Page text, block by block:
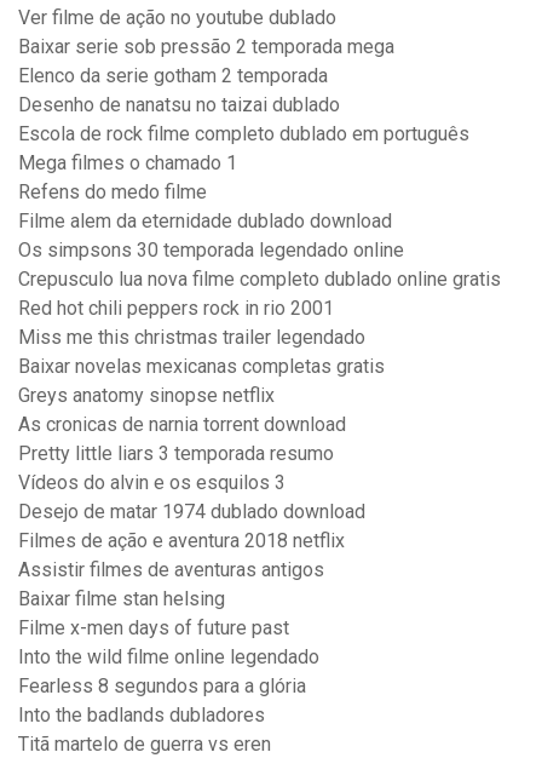
Ver filme de ação no youtube dublado
Baixar serie sob pressão 2 temporada mega
Elenco da serie gotham 2 temporada
Desenho de nanatsu no taizai dublado
Escola de rock filme completo dublado em português
Mega filmes o chamado 1
Refens do medo filme
Filme alem da eternidade dublado download
Os simpsons 30 temporada legendado online
Crepusculo lua nova filme completo dublado online gratis
Red hot chili peppers rock in rio 2001
Miss me this christmas trailer legendado
Baixar novelas mexicanas completas gratis
Greys anatomy sinopse netflix
As cronicas de narnia torrent download
Pretty little liars 3 temporada resumo
Vídeos do alvin e os esquilos 3
Desejo de matar 1974 dublado download
Filmes de ação e aventura 2018 netflix
Assistir filmes de aventuras antigos
Baixar filme stan helsing
Filme x-men days of future past
Into the wild filme online legendado
Fearless 8 segundos para a glória
Into the badlands dubladores
Titã martelo de guerra vs eren